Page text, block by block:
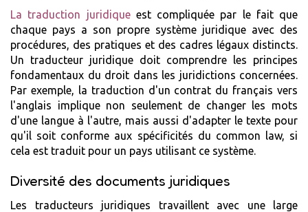
La traduction juridiqueest compliquée par le fait que
chaque pays a son propre système juridique avec des
procédures, des pratiques et des cadres légaux distincts.
Un traducteur juridique doit comprendre les principes
fondamentaux du droit dans les juridictions concernées.
Par exemple, la traduction d'un contrat du français vers
l'anglais implique non seulement de changer les mots
d'une langue à l'autre, mais aussi d'adapter le texte pour
qu'il soit conforme aux spécificités du common law, si
cela est traduit pour un pays utilisant ce système.
Diversité des documents juridiques
Les traducteurs juridiques travaillent avec une large